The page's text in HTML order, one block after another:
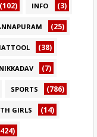
(102) INFO (3)
(25)
(38)
(7)
SPORTS (786)
GIRLS (14)